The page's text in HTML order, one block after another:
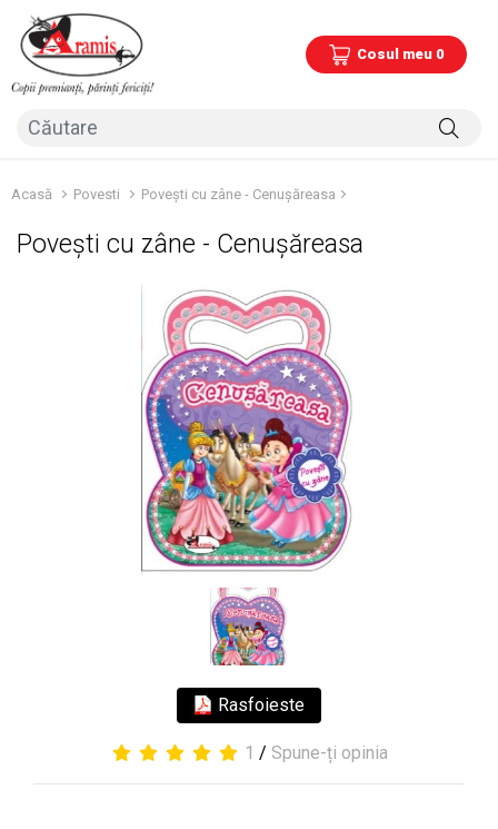
Cosul meu 0
Acasă Povesti Povești cu zâne - Cenușăreasa
Povești cu zâne - Cenușăreasa
Rasfoieste
1 / Spune-ți opinia